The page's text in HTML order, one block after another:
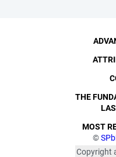
©
Copyright
THE
MOST